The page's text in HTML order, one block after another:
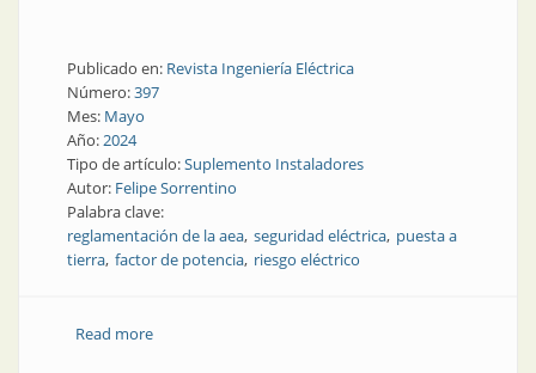
Publicado en: Revista Ingeniería Eléctrica
Número:397
Mes: Mayo
Año:2024
Tipo de artículo:Suplemento Instaladores
Autor: Felipe Sorrentino
Palabra clave:
reglamentación de la aea seguridad eléctrica puesta a
tierra factor de potencia riesgo eléctrico
Read moreabout Instalaciones eléctricas seguras